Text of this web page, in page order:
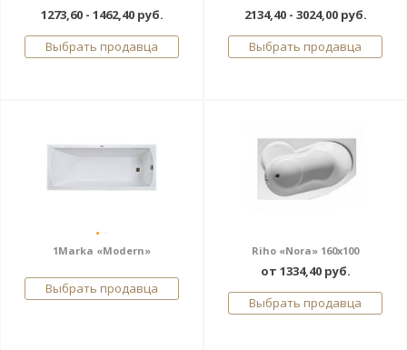
1273,60 - 1462,40 руб.
Выбрать продавца
2134,40 - 3024,00 руб.
Выбрать продавца
1Marka «Modern»
Выбрать продавца
Riho «Nora» 160x100
от 1334,40 руб.
Выбрать продавца